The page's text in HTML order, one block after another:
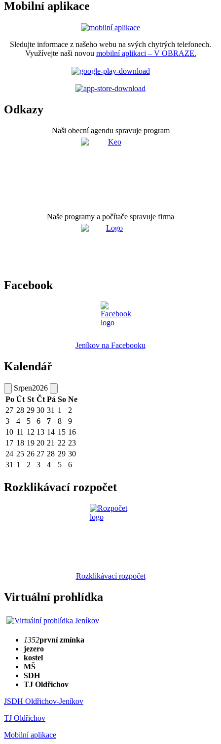
Mobilní aplikace
Sledujte informace z našeho webu na svých chytrých telefonech.
Využívejte naši novou mobilní aplikaci – V OBRAZE.
Odkazy
Naši obecní agendu spravuje program
Naše programy a počítače spravuje firma
Facebook
Jeníkov na Facebooku
Kalendář
Srpen2026
Po Út St Čt Pá So Ne
27 28 29 30 31 1
2
3
4 5 6 7 8
9
10 11 12 13 14 15 16
17 18 19 20 21 22 23
24 25 26 27 28 29 30
31 1 2 3 4 5 6
Rozklikávací rozpočet
Rozklikávací rozpočet
Virtuální prohlídka
1352první zmínka
jezero
kostel
MŠ
SDH
TJ Oldřichov
JSDH Oldřichov-Jeníkov
TJ Oldřichov
Mobilní aplikace